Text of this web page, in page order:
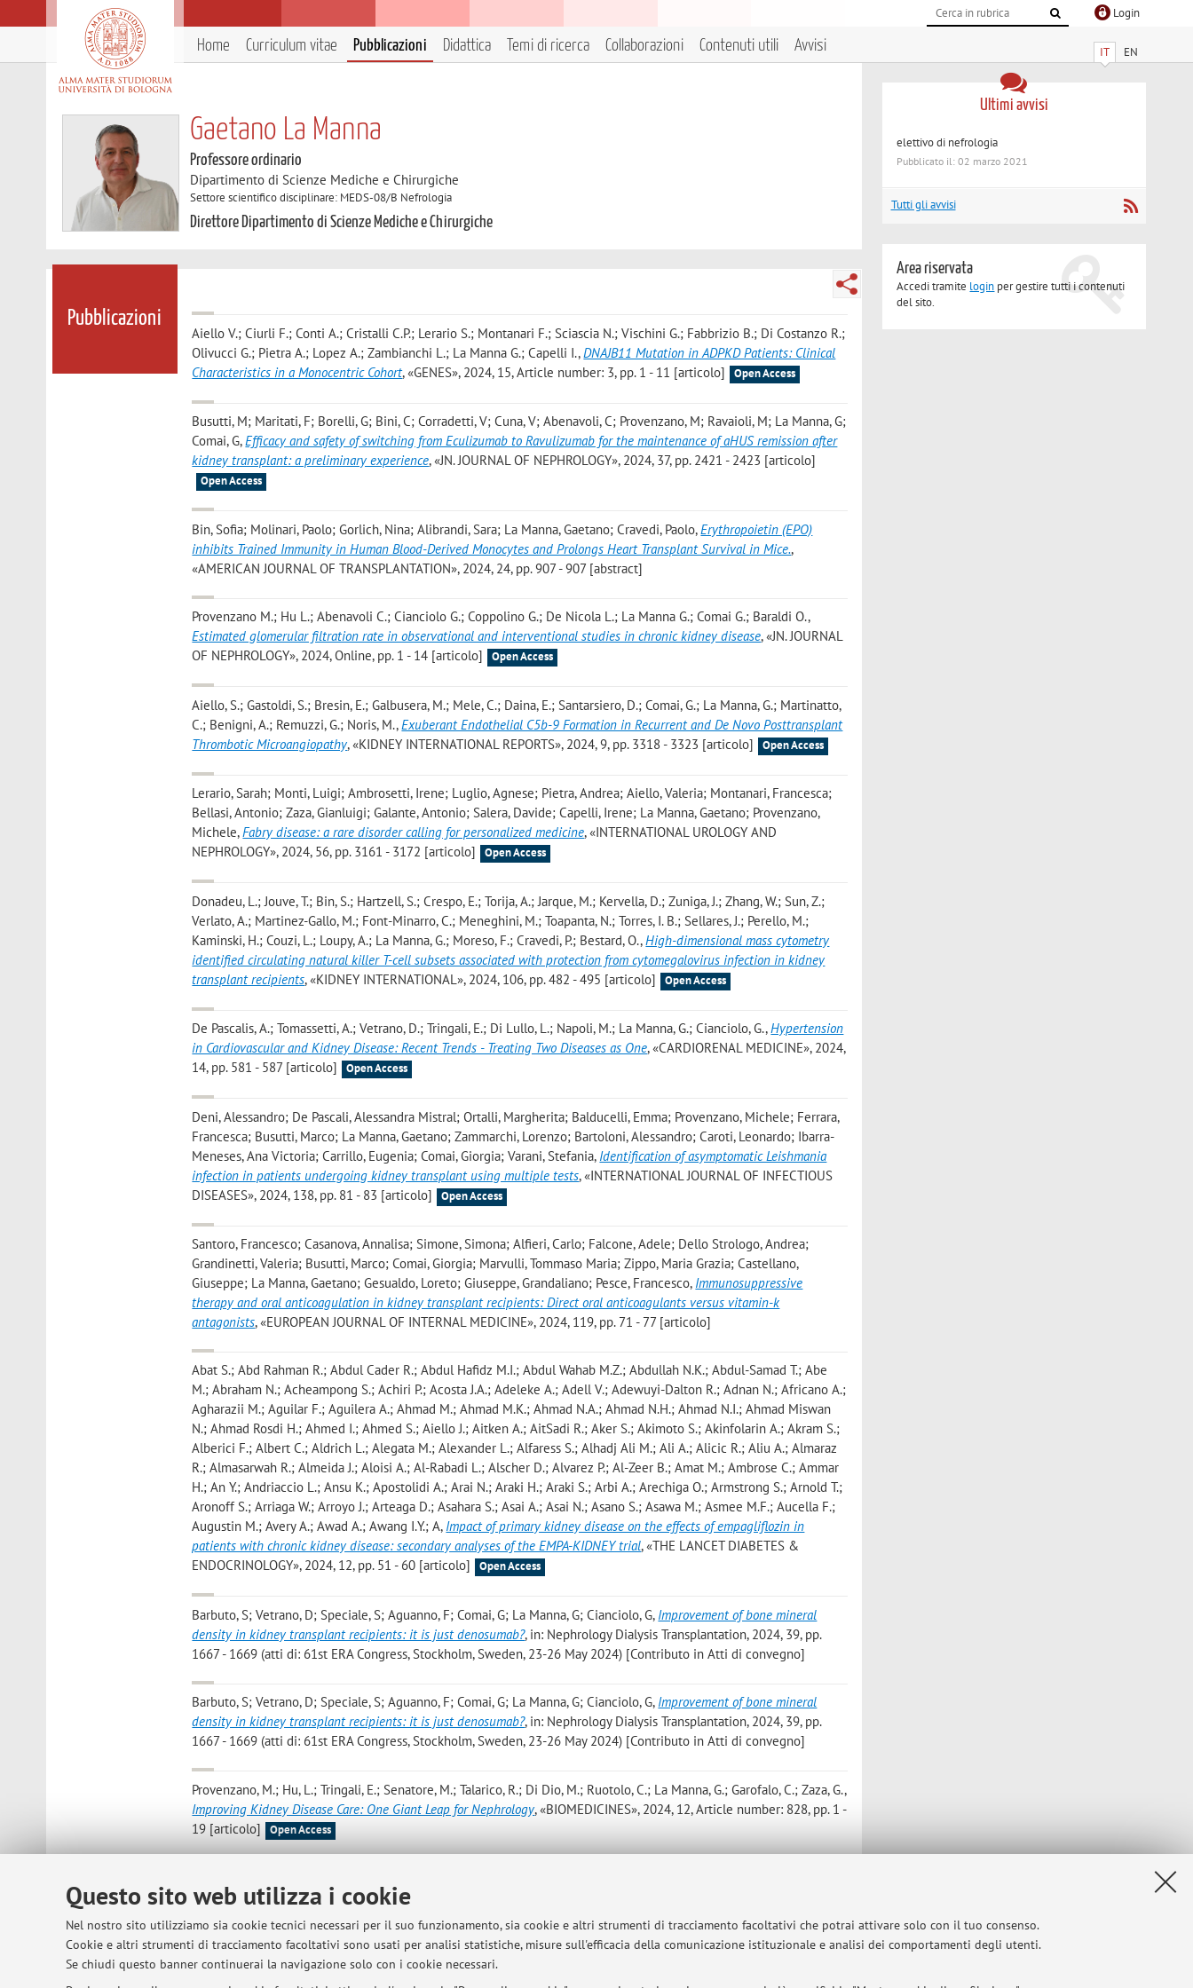
Questo sito web utilizza i cookie
Nel nostro sito utilizziamo sia cookie tecnici necessari per il suo funzionamento, sia cookie e altri strumenti di tracciamento facoltativi che potrai attivare solo con il tuo consenso.
Cookie e altri strumenti di tracciamento facoltativi sono usati per analisi statistiche, misure sull'efficacia della comunicazione istituzionale e analisi dei comportamenti degli utenti.
Se chiudi questo banner continuerai la navigazione solo con i cookie necessari.
Login
IT EN
Home Curriculum vitae Pubblicazioni Didattica Temi di ricerca Collaborazioni Contenuti utili Avvisi
Gaetano La Manna
Professore ordinario
Dipartimento di Scienze Mediche e Chirurgiche
Settore scientifico disciplinare: MEDS-08/B Nefrologia
Direttore Dipartimento di Scienze Mediche e Chirurgiche
Pubblicazioni
Aiello V.; Ciurli F.; Conti A.; Cristalli C.P.; Lerario S.; Montanari F.; Sciascia N.; Vischini G.; Fabbrizio B.; Di Costanzo R.;
Olivucci G.; Pietra A.; Lopez A.; Zambianchi L.; La Manna G.; Capelli I.,DNAJB11 Mutation in ADPKD Patients: Clinical
Characteristics in a Monocentric Cohort, «GENES», 2024, 15, Article number: 3, pp. 1 - 11 [articolo] Open Access
Busutti, M; Maritati, F; Borelli, G; Bini, C; Corradetti, V; Cuna, V; Abenavoli, C; Provenzano, M; Ravaioli, M; La Manna, G;
Comai, G,Efficacy and safety of switching from Eculizumab to Ravulizumab for the maintenance of aHUS remission after
kidney transplant: a preliminary experience, «JN. JOURNAL OF NEPHROLOGY», 2024, 37, pp. 2421 - 2423 [articolo]
Open Access
Bin, Sofia; Molinari, Paolo; Gorlich, Nina; Alibrandi, Sara; La Manna, Gaetano; Cravedi, Paolo,Erythropoietin (EPO)
inhibits Trained Immunity in Human Blood-Derived Monocytes and Prolongs Heart Transplant Survival in Mice.,
«AMERICAN JOURNAL OF TRANSPLANTATION», 2024, 24, pp. 907 - 907 [abstract]
Provenzano M.; Hu L.; Abenavoli C.; Cianciolo G.; Coppolino G.; De Nicola L.; La Manna G.; Comai G.; Baraldi O.,
Estimated glomerular filtration rate in observational and interventional studies in chronic kidney disease, «JN. JOURNAL
OF NEPHROLOGY», 2024, Online, pp. 1 - 14 [articolo]
Open Access
Aiello, S.; Gastoldi, S.; Bresin, E.; Galbusera, M.; Mele, C.; Daina, E.; Santarsiero, D.; Comai, G.; La Manna, G.; Martinatto,
C.; Benigni, A.; Remuzzi, G.; Noris, M.,Exuberant Endothelial C5b-9 Formation in Recurrent and De Novo Posttransplant
Thrombotic Microangiopathy, «KIDNEY INTERNATIONAL REPORTS», 2024, 9, pp. 3318 - 3323 [articolo] Open Access
Lerario, Sarah; Monti, Luigi; Ambrosetti, Irene; Luglio, Agnese; Pietra, Andrea; Aiello, Valeria; Montanari, Francesca;
Bellasi, Antonio; Zaza, Gianluigi; Galante, Antonio; Salera, Davide; Capelli, Irene; La Manna, Gaetano; Provenzano,
Michele,Fabry disease: a rare disorder calling for personalized medicine, «INTERNATIONAL UROLOGY AND
NEPHROLOGY», 2024, 56, pp. 3161 - 3172 [articolo]
Open Access
Donadeu, L.; Jouve, T.; Bin, S.; Hartzell, S.; Crespo, E.; Torija, A.; Jarque, M.; Kervella, D.; Zuniga, J.; Zhang, W.; Sun, Z.;
Verlato, A.; Martinez-Gallo, M.; Font-Minarro, C.; Meneghini, M.; Toapanta, N.; Torres, I. B.; Sellares, J.; Perello, M.;
Kaminski, H.; Couzi, L.; Loupy, A.; La Manna, G.; Moreso, F.; Cravedi, P.; Bestard, O.,High-dimensional mass cytometry
identified circulating natural killer T-cell subsets associated with protection from cytomegalovirus infection in kidney
transplant recipients, «KIDNEY INTERNATIONAL», 2024, 106, pp. 482 - 495 [articolo] Open Access
De Pascalis, A.; Tomassetti, A.; Vetrano, D.; Tringali, E.; Di Lullo, L.; Napoli, M.; La Manna, G.; Cianciolo, G.,Hypertension
in Cardiovascular and Kidney Disease: Recent Trends - Treating Two Diseases as One, «CARDIORENAL MEDICINE», 2024,
14, pp. 581 - 587 [articolo]
Open Access
Deni, Alessandro; De Pascali, Alessandra Mistral; Ortalli, Margherita; Balducelli, Emma; Provenzano, Michele; Ferrara,
Francesca; Busutti, Marco; La Manna, Gaetano; Zammarchi, Lorenzo; Bartoloni, Alessandro; Caroti, Leonardo; Ibarra-
Meneses, Ana Victoria; Carrillo, Eugenia; Comai, Giorgia; Varani, Stefania, Identification of asymptomatic Leishmania
infection in patients undergoing kidney transplant using multiple tests, «INTERNATIONAL JOURNAL OF INFECTIOUS
DISEASES», 2024, 138, pp. 81 - 83 [articolo]
Open Access
Santoro, Francesco; Casanova, Annalisa; Simone, Simona; Alfieri, Carlo; Falcone, Adele; Dello Strologo, Andrea;
Grandinetti, Valeria; Busutti, Marco; Comai, Giorgia; Marvulli, Tommaso Maria; Zippo, Maria Grazia; Castellano,
Giuseppe; La Manna, Gaetano; Gesualdo, Loreto; Giuseppe, Grandaliano; Pesce, Francesco, Immunosuppressive
therapy and oral anticoagulation in kidney transplant recipients: Direct oral anticoagulants versus vitamin-k
antagonists, «EUROPEAN JOURNAL OF INTERNAL MEDICINE», 2024, 119, pp. 71 - 77 [articolo]
Abat S.; Abd Rahman R.; Abdul Cader R.; Abdul Hafidz M.I.; Abdul Wahab M.Z.; Abdullah N.K.; Abdul-Samad T.; Abe
M.; Abraham N.; Acheampong S.; Achiri P.; Acosta J.A.; Adeleke A.; Adell V.; Adewuyi-Dalton R.; Adnan N.; Africano A.;
Agharazii M.; Aguilar F.; Aguilera A.; Ahmad M.; Ahmad M.K.; Ahmad N.A.; Ahmad N.H.; Ahmad N.I.; Ahmad Miswan
N.; Ahmad Rosdi H.; Ahmed I.; Ahmed S.; Aiello J.; Aitken A.; AitSadi R.; Aker S.; Akimoto S.; Akinfolarin A.; Akram S.;
Alberici F.; Albert C.; Aldrich L.; Alegata M.; Alexander L.; Alfaress S.; Alhadj Ali M.; Ali A.; Alicic R.; Aliu A.; Almaraz
R.; Almasarwah R.; Almeida J.; Aloisi A.; Al-Rabadi L.; Alscher D.; Alvarez P.; Al-Zeer B.; Amat M.; Ambrose C.; Ammar
H.; An Y.; Andriaccio L.; Ansu K.; Apostolidi A.; Arai N.; Araki H.; Araki S.; Arbi A.; Arechiga O.; Armstrong S.; Arnold T.;
Aronoff S.; Arriaga W.; Arroyo J.; Arteaga D.; Asahara S.; Asai A.; Asai N.; Asano S.; Asawa M.; Asmee M.F.; Aucella F.;
Augustin M.; Avery A.; Awad A.; Awang I.Y.; A, Impact of primary kidney disease on the effects of empagliflozin in
patients with chronic kidney disease: secondary analyses of the EMPA-KIDNEY trial, «THE LANCET DIABETES &
ENDOCRINOLOGY», 2024, 12, pp. 51 - 60 [articolo]
Open Access
Barbuto, S; Vetrano, D; Speciale, S; Aguanno, F; Comai, G; La Manna, G; Cianciolo, G, Improvement of bone mineral
density in kidney transplant recipients: it is just denosumab?, in: Nephrology Dialysis Transplantation, 2024, 39, pp.
1667 - 1669 (atti di: 61st ERA Congress, Stockholm, Sweden, 23-26 May 2024) [Contributo in Atti di convegno]
Barbuto, S; Vetrano, D; Speciale, S; Aguanno, F; Comai, G; La Manna, G; Cianciolo, G, Improvement of bone mineral
density in kidney transplant recipients: it is just denosumab?, in: Nephrology Dialysis Transplantation, 2024, 39, pp.
1667 - 1669 (atti di: 61st ERA Congress, Stockholm, Sweden, 23-26 May 2024) [Contributo in Atti di convegno]
Provenzano, M.; Hu, L.; Tringali, E.; Senatore, M.; Talarico, R.; Di Dio, M.; Ruotolo, C.; La Manna, G.; Garofalo, C.; Zaza, G.,
Improving Kidney Disease Care: One Giant Leap for Nephrology, «BIOMEDICINES», 2024, 12, Article number: 828, pp. 1 -
19 [articolo]
Open Access
K.; Seri, M.; Brigl, C. B.; Munster, J. S.; Sciascia, N.; Kursch, S.; de Fallois, J.; La Manna, G.; Eckardt, K. -U.; Rank, N.; Popp,
B.; Schonauer, R.; Conlon, P. J.; Capelli, I.; Halbritter, J.
Integrated use of Autosomal Dominant Polycystic Kidney Disease
Prediction Tools and Risk Prognostication
, «CLINICAL JOURNAL OF THE AMERICAN SOCIETY OF NEPHROLOGY», 2024,
19, pp. 1 - 13 [articolo]
Ultimi avvisi
elettivo di nefrologia
Pubblicato il: 02 marzo 2021
Tutti gli avvisi
Area riservata
Accedi tramite login per gestire tutti i contenuti
del sito.